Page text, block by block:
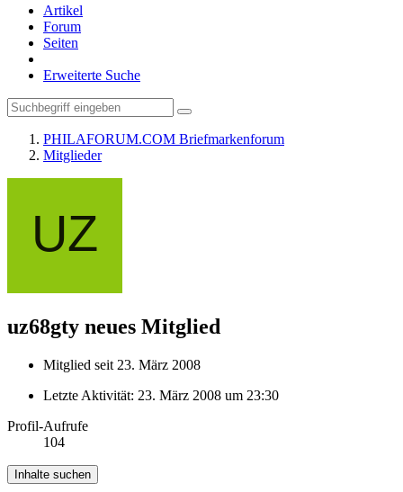
Artikel
Forum
Seiten
Erweiterte Suche
PHILAFORUM.COM Briefmarkenforum
Mitglieder
uz68gty neues Mitglied
Mitglied seit 23. März 2008
Letzte Aktivität: 23. März 2008 um 23:30
Profil-Aufrufe
104
Inhalte suchen